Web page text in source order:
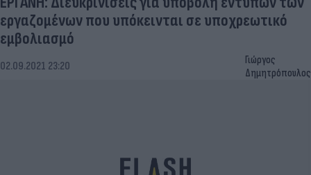
εργαζομένων που υπόκεινται σε υποχρεωτικό
εμβολιασμό
02.09.2021 23:20
Γιώργος
Δημητρόπουλος